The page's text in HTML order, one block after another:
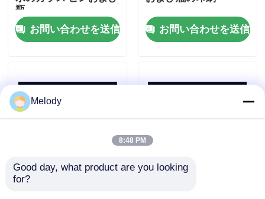
品質管理
連絡 ください
引金 を 求め て ください
空のガラス ビン
瓶
お問い合わせを送信
お問い合わせを送信
OEM 100mlサンプル
Melody
8:48 PM
Good day, what product are you looking
for?